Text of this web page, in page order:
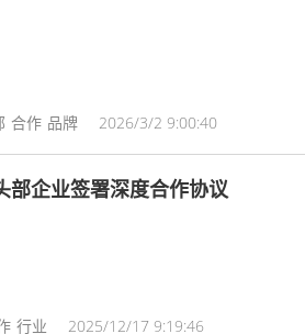
2026/3/2 9:00:40
合作 品牌
部企业签署深度合作协议
2025/12/17 9:19:46
行业